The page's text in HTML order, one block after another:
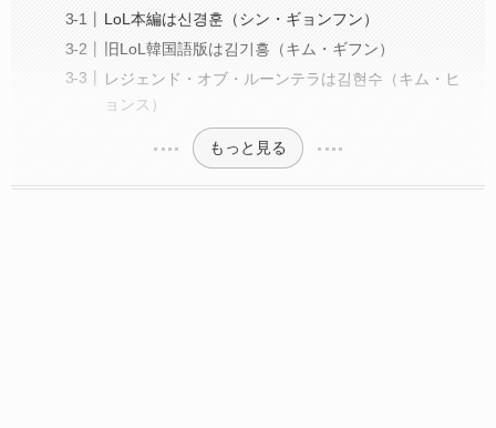
LoL本編は신경훈（シン・ギョンフン）
旧LoL韓国語版は김기흥（キム・ギフン）
レジェンド・オブ・ルーンテラは김현수（キム・ヒ
ョンス）
もっと見る